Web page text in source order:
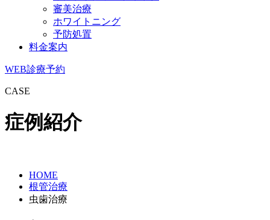
審美治療
ホワイトニング
予防処置
料金案内
WEB診療予約
CASE
症例紹介
HOME
根管治療
虫歯治療